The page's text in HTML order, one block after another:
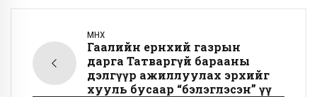
ӨМНӨХ
Гаалийн ерөнхий газрын
дарга Татваргүй барааны
дэлгүүр ажиллуулах эрхийг
хууль бусаар “бэлэглэсэн” үү